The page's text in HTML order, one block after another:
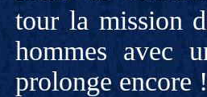
tour la mission
hommes avec
prolonge encore